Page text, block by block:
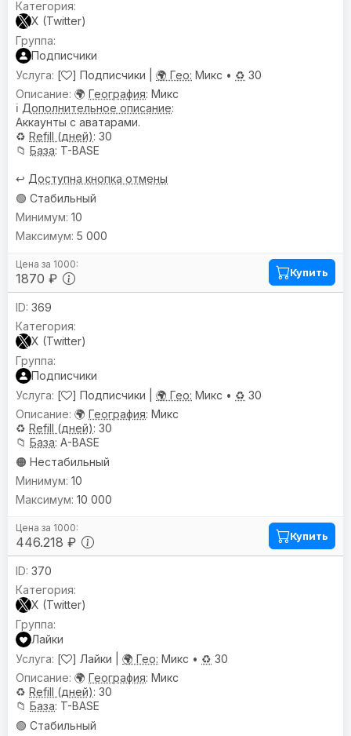
X (Twitter)
Подписчики
[
] Подписчики | 🌍 Гео: Микс • ♻️ 30
🌍 География: Микс
ℹ️ Дополнительное описание:
Аккаунты с аватарами.
♻️ Refill (дней): 30
📁 База: T-BASE
↩️ Доступна кнопка отмены
🟢 Стабильный
1870 ₽
10
5 000
Купить
369
X (Twitter)
Подписчики
[
] Подписчики | 🌍 Гео: Микс • ♻️ 30
🌍 География: Микс
♻️ Refill (дней): 30
📁 База: A-BASE
🟠 Нестабильный
446.218 ₽
10
10 000
Купить
370
X (Twitter)
Лайки
[
] Лайки | 🌍 Гео: Микс • ♻️ 30
🌍 География: Микс
♻️ Refill (дней): 30
📁 База: T-BASE
🟢 Стабильный